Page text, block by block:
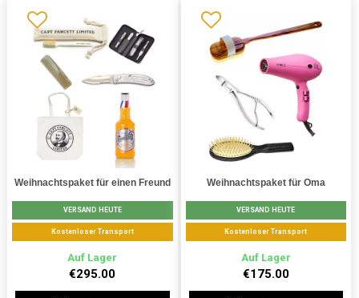
Weihnachtspaket für einen Freund
VERSAND HEUTE
Kostenloser Transport
Auf Lager
€295.00
Weihnachtspaket für Oma
VERSAND HEUTE
Kostenloser Transport
Auf Lager
€175.00